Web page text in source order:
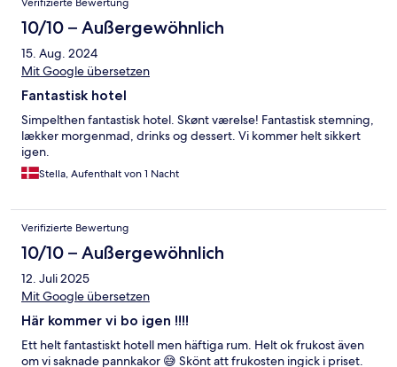
Verifizierte Bewertung
10/10 – Außergewöhnlich
15. Aug. 2024
Mit Google übersetzen
Fantastisk hotel
Simpelthen fantastisk hotel. Skønt værelse! Fantastisk stemning,
lækker morgenmad, drinks og dessert. Vi kommer helt sikkert
igen.
Stella, Aufenthalt von 1 Nacht
Verifizierte Bewertung
10/10 – Außergewöhnlich
12. Juli 2025
Mit Google übersetzen
Här kommer vi bo igen !!!!
Ett helt fantastiskt hotell men häftiga rum. Helt ok frukost även
om vi saknade pannkakor 😅 Skönt att frukosten ingick i priset.